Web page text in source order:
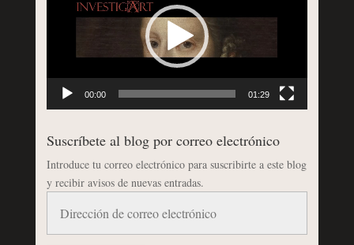
00:00 01:29
Suscríbete al blog por correo electrónico
Introduce tu correo electrónico para suscribirte a este blog
y recibir avisos de nuevas entradas.
correo